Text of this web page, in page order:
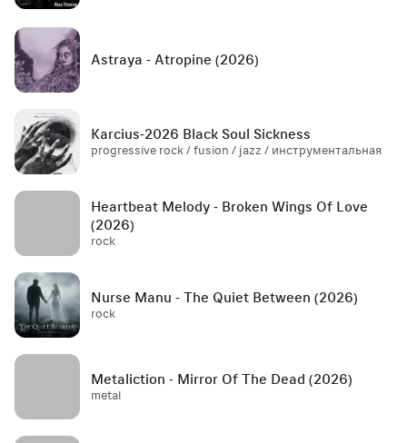
Astraya - Atropine (2026)
Karcius-2026 Black Soul Sickness
progressive rock / fusion / jazz / инструментальная
Heartbeat Melody - Broken Wings Of Love
(2026)
rock
Nurse Manu - The Quiet Between (2026)
rock
Metaliction - Mirror Of The Dead (2026)
metal